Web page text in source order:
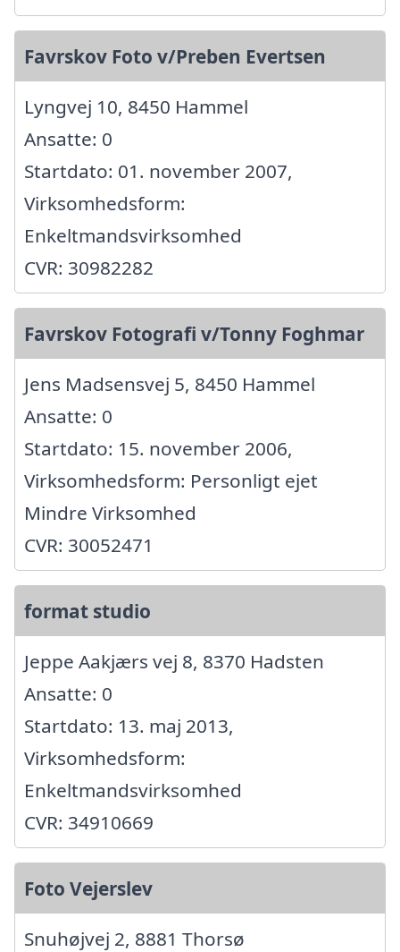
Favrskov Foto v/Preben Evertsen
Lyngvej 10, 8450 Hammel
Ansatte: 0
Startdato: 01. november 2007,
Virksomhedsform:
Enkeltmandsvirksomhed
CVR: 30982282
Favrskov Fotografi v/Tonny Foghmar
Jens Madsensvej 5, 8450 Hammel
Ansatte: 0
Startdato: 15. november 2006,
Virksomhedsform: Personligt ejet
Mindre Virksomhed
CVR: 30052471
format studio
Jeppe Aakjærs vej 8, 8370 Hadsten
Ansatte: 0
Startdato: 13. maj 2013,
Virksomhedsform:
Enkeltmandsvirksomhed
CVR: 34910669
Foto Vejerslev
Snuhøjvej 2, 8881 Thorsø